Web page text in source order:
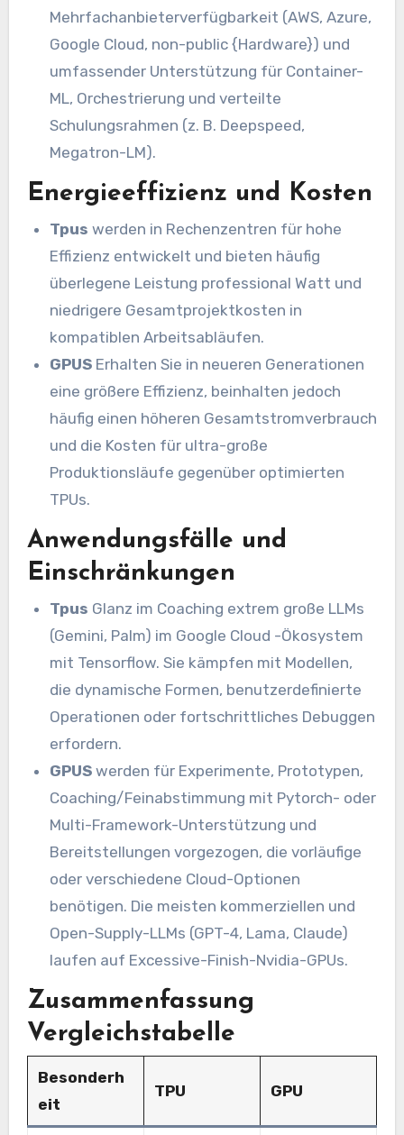
Mehrfachanbieterverfügbarkeit (AWS, Azure,
Google Cloud, non-public {Hardware}) und
umfassender Unterstützung für Container-
ML, Orchestrierung und verteilte
Schulungsrahmen (z. B. Deepspeed,
Megatron-LM).
Energieeffizienz und Kosten
Tpus werden in Rechenzentren für hohe
Effizienz entwickelt und bieten häufig
überlegene Leistung professional Watt und
niedrigere Gesamtprojektkosten in
kompatiblen Arbeitsabläufen.
GPUS Erhalten Sie in neueren Generationen
eine größere Effizienz, beinhalten jedoch
häufig einen höheren Gesamtstromverbrauch
und die Kosten für ultra-große
Produktionsläufe gegenüber optimierten
TPUs.
Anwendungsfälle und
Einschränkungen
Tpus Glanz im Coaching extrem große LLMs
(Gemini, Palm) im Google Cloud -Ökosystem
mit Tensorflow. Sie kämpfen mit Modellen,
die dynamische Formen, benutzerdefinierte
Operationen oder fortschrittliches Debuggen
erfordern.
GPUS werden für Experimente, Prototypen,
Coaching/Feinabstimmung mit Pytorch- oder
Multi-Framework-Unterstützung und
Bereitstellungen vorgezogen, die vorläufige
oder verschiedene Cloud-Optionen
benötigen. Die meisten kommerziellen und
Open-Supply-LLMs (GPT-4, Lama, Claude)
laufen auf Excessive-Finish-Nvidia-GPUs.
Zusammenfassung
Vergleichstabelle
Besonderh
eit
TPU GPU